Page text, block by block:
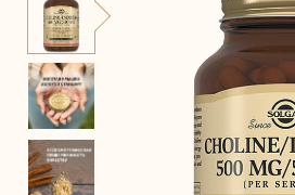
Антистресс
Внимание и память
Диета и детокс
Для детей
Ежедневная поддержка
НАША ИСТОРИЯ
ЗОЛОТОЙ СТАНДАРТ